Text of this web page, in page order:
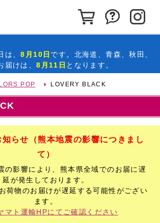
カートを見る
お問い合
は、8月10日 です。北海道、青森、秋田、
届けは、8月11日 となります。
POP LOVERY BLACK
らせ（熊本地震の影響につきまし
て）
の影響により、熊本県全域でのお届に遅
延が発生しております。
荷物のお届けが遅延する可能性がござい
ます。
マト運輸HPにてご確認ください